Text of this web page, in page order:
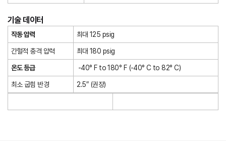
기술 데이터
작동 압력 최대 125 psig
간헐적 충격 압력 최대 180 psig
온도 등급 -40° F to 180° F (-40° C to 82° C)
최소 굽힘 반경 2.5″ (권장)